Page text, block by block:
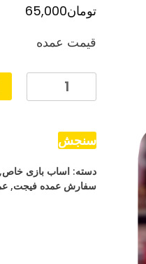
تومان65,000
قیمت عمده
فیجت
بال
ای
موس
عدد
سنجش
دسته: اساب بازی خاص,
سفارش عمده فیجت,